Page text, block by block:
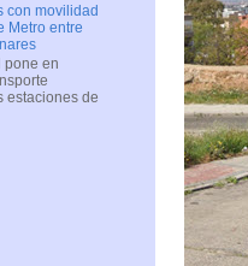
con movilidad
Metro entre
pone en
estaciones de